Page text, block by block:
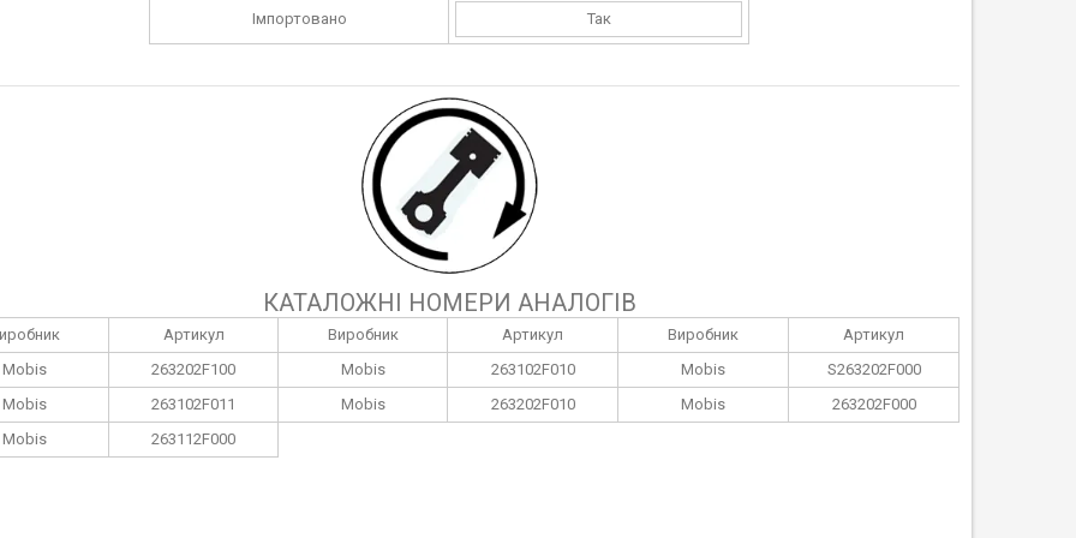
Імпортовано Так
КАТАЛОЖНІ НОМЕРИ АНАЛОГІВ
Артикул Виробник Артикул Виробник
Артикул
Mobis
263202F100 Mobis 263102F010 Mobis
S263202F000
Mobis
263102F011 Mobis 263202F010 Mobis
263202F000
Mobis
263112F000